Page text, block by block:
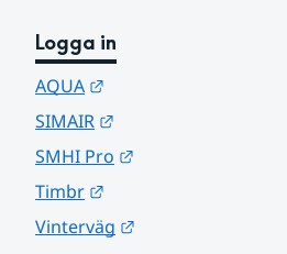
Logga in
AQUA
SIMAIR
SMHI Pro
Timbr
Vinterväg